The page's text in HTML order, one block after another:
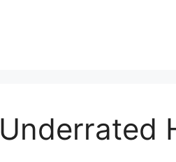
Underrated